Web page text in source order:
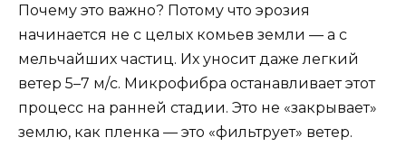
Почему это важно? Потому что эрозия
начинается не с целых комьев земли — а с
мельчайших частиц. Их уносит даже легкий
ветер 5–7 м/с. Микрофибра останавливает этот
процесс на ранней стадии. Это не «закрывает»
землю, как пленка — это «фильтрует» ветер.